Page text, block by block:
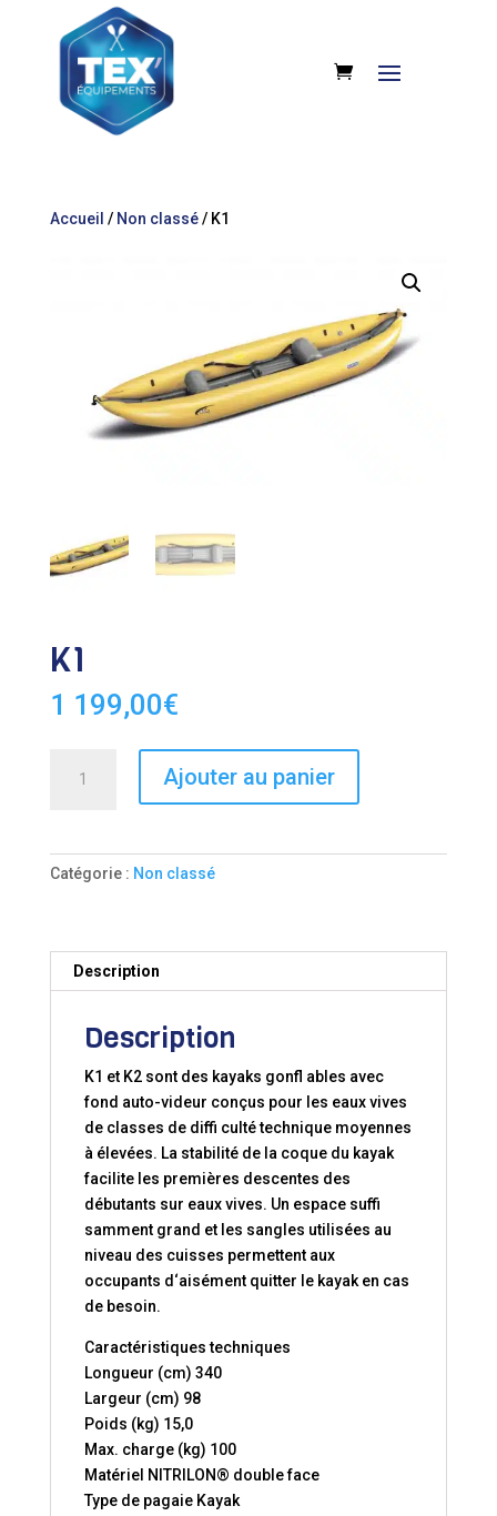
Accueil / Non classé/ K1
K1
1 199,00€
Ajouter au panier
Catégorie : Non classé
Description
Description
K1 et K2 sont des kayaks gonfl ables avec
fond auto-videur conçus pour les eaux vives
de classes de diffi culté technique moyennes
à élevées. La stabilité de la coque du kayak
facilite les premières descentes des
débutants sur eaux vives. Un espace suffi
samment grand et les sangles utilisées au
niveau des cuisses permettent aux
occupants d‘aisément quitter le kayak en cas
de besoin.
Caractéristiques techniques
Longueur (cm) 340
Largeur (cm) 98
Poids (kg) 15,0
Max. charge (kg) 100
Matériel NITRILON® double face
Type de pagaie Kayak